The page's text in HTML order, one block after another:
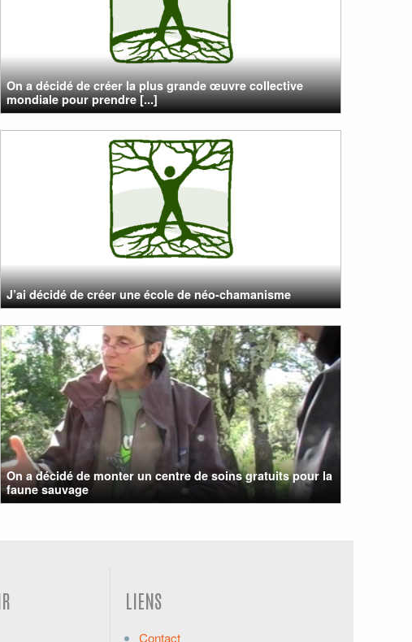
On a décidé de créer la plus grande œuvre collective
mondiale pour prendre [...]
J’ai décidé de créer une école de néo-chamanisme
On a décidé de monter un centre de soins gratuits pour la
faune sauvage
LIENS
Contact